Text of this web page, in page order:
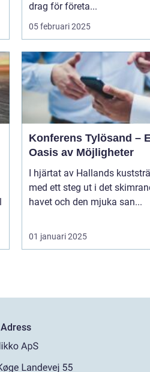
drag för företa...
05 februari 2025
Konferens Tylösand –
Oasis av Möjligheter
I hjärtat av Hallands
med ett steg ut i det
havet och den mjuka san...
01 januari 2025
Adress